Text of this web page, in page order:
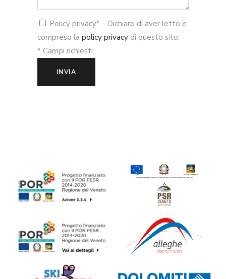
Policy privacy* - Dichiaro di aver letto e
compreso la policy privacy di questo sito.
* Campi richiesti.